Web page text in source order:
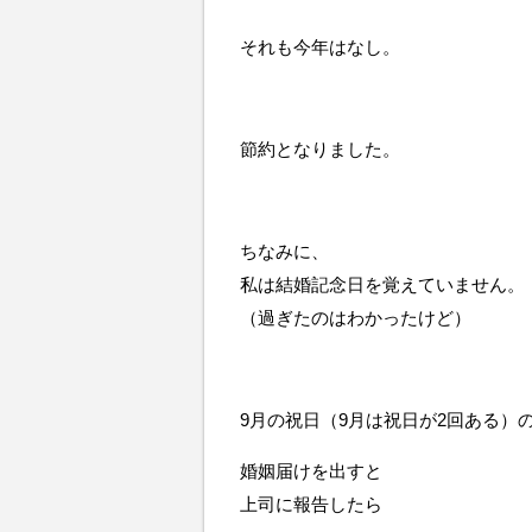
それも今年はなし。
節約となりました。
ちなみに、
私は結婚記念日を覚えていません。
（過ぎたのはわかったけど）
9月の祝日（9月は祝日が2回ある）
婚姻届けを出すと
上司に報告したら